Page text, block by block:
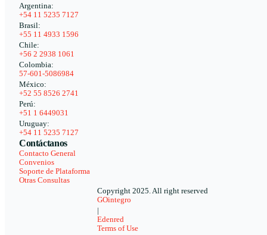
Argentina:
+54 11 5235 7127
Brasil:
+55 11 4933 1596
Chile:
+56 2 2938 1061
Colombia:
57-601-5086984
México:
+52 55 8526 2741
Perú:
+51 1 6449031
Uruguay:
+54 11 5235 7127
Contáctanos
Contacto General
Convenios
Soporte de Plataforma
Otras Consultas
Copyright 2025. All right reserved
GOintegro
Edenred
Terms of Use